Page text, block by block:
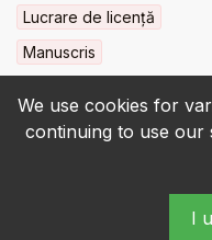
We use cookies for
continuing to use
I
Lucrare de licență
Manuscris
© 2022-2026 •